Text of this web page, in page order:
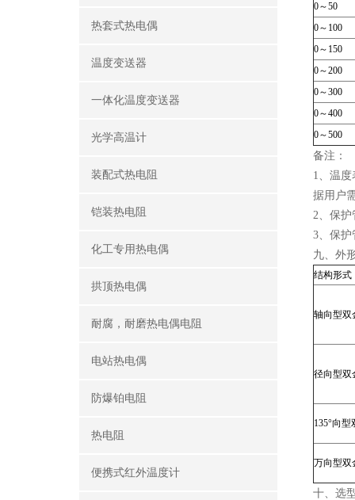
热套式热电偶
温度变送器
一体化温度变送器
光学高温计
装配式热电阻
铠装热电阻
化工专用热电偶
拱顶热电偶
耐腐，耐磨热电偶电阻
电站热电偶
防爆铂电阻
热电阻
便携式红外温度计
0～50
0～100
0～150
0～200
0～300
0～400
0～500
备注：
1、温度
据用户
2、保护
3、保护
九、外
结构形式
轴向型双
径向型双
135°向
万向型双
十、选